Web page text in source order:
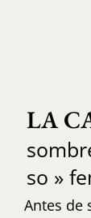
LA
so »
Antes de